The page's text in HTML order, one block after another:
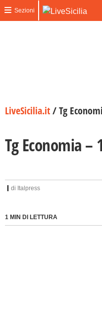
Sezioni
LiveSicilia.it/Tg
Tg Economia –
di Italpress
1 MIN DI LETTURA